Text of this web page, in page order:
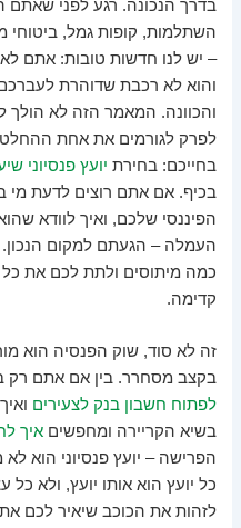
בדרך הנכונה. רגע לפני שאתם
השתלמות, קופות גמל, ביטוחי
– יש לנו חדשות טובות: אתם
והוא לא רכבת שדוהרת
והכוונה. המאמר הזה לא הולך
לפרק לגורמים את אחת
בחייכם: בחירת יועץ פנסיוני
בכיף. אם אתם רוצים לדעת מי
הפיננסי שלכם, ואיך לוודא
העמלה – הגעתם למקום הנכון.
כמה מיתוסים ולתת לכם את
קדימה.
זה לא סוד, שוק הפנסיה הוא
בקצב מסחרר. בין אם אתם רק
לפתוח חשבון בנק לצעירים
בשיא הקריירה ומחפשיםאיך
הפרישה – יועץ פנסיוני הוא
כל יועץ הוא אותו יועץ, ולא
לזהות את הכוכב שיאיר לכם